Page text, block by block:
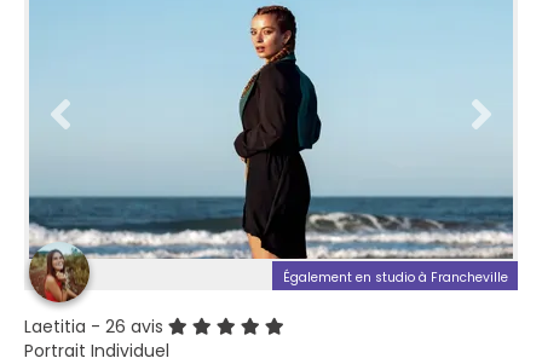
Également en studio à Francheville
Laetitia - 26 avis
Portrait Individuel